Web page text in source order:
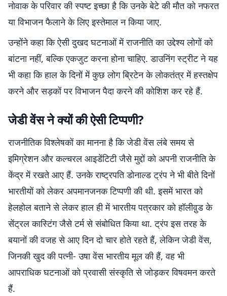
नोवाक के परिवार की स्पष्ट इच्छा है कि उनके बेटे की मौत को नफरत
या विभाजन फैलाने के लिए इस्तेमाल न किया जाए.
उन्होंने कहा कि ऐसी दुखद घटनाओं में राजनीति का उद्देश्य लोगों को
बांटना नहीं, बल्कि एकजुट करना होना चाहिए. डाउनिंग स्ट्रीट ने यह
भी कहा कि हाल के दिनों में कुछ लोग ब्रिटेन के लोकतंत्र में हस्तक्षेप
करने और सड़कों पर विभाजन पैदा करने की कोशिश कर रहे हैं.
जेडी वेंस ने क्यों की ऐसी टिप्पणी?
राजनीतिक विश्लेषकों का मानना है कि जेडी वेंस लंबे समय से
इमिग्रेशन और कल्चरल आइडेंटिटी जैसे मुद्दों को अपनी राजनीति के
केंद्र में रखते आए हैं. उनके राष्ट्रपति डोनाल्ड ट्रंप ने भी बीते दिनों
भारतीयों को लेकर अपमानजनक टिप्पणी की थी. इसमें भारत को
हेलहोल बताने से लेकर हाल ही में भारतीय पत्रकार को हॉलीवु़ड के
सेंट्रल कास्टिंग जैसे टर्म से संबोधित किया था. ट्रंप इस तरह के
बयानों की वजह से आए दिन दो चार होते रहते हैं, लेकिन जेडी वेंस,
जिनकी खुद की पत्नी- उषा वेंस भारतीय मूल की हैं, वह भी
आपराधिक घटनाओं को प्रवासी संस्कृति से जोड़कर विषवमन करते
हैं.